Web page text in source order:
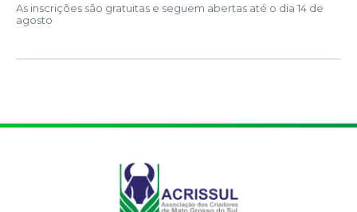
As inscrições são gratuitas e seguem abertas até o dia 14 de
agosto